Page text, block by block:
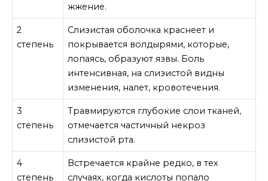
жжение.
2
степень
Слизистая оболочка краснеет и
покрывается волдырями, которые,
лопаясь, образуют язвы. Боль
интенсивная, на слизистой видны
изменения, налет, кровотечения.
3
степень
Травмируются глубокие слои тканей,
отмечается частичный некроз
слизистой рта.
4
степень
Встречается крайне редко, в тех
случаях, когда кислоты попало